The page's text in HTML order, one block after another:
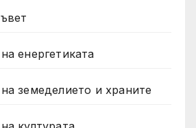
енергетиката
земеделието и храните